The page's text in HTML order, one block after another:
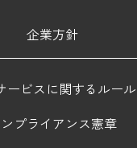
企業方針
ービスに関するルール
プライアンス憲章